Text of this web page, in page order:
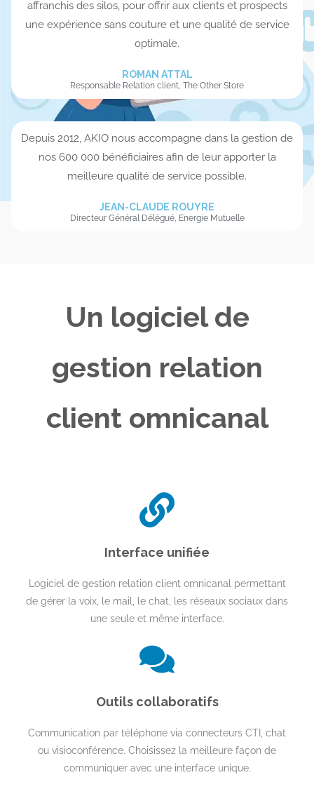
affranchis des silos, pour offrir aux clients et prospects
une expérience sans couture et une qualité de service
optimale.
ROMAN ATTAL
Responsable Relation client, The Other Store
Depuis 2012, AKIO nous accompagne dans la gestion de
nos 600 000 bénéficiaires afin de leur apporter la
meilleure qualité de service possible.
JEAN-CLAUDE ROUYRE
Directeur Général Délégué, Energie Mutuelle
Un logiciel de
gestion relation
client omnicanal
Interface unifiée
Logiciel de gestion relation client omnicanal permettant
de gérer la voix, le mail, le chat, les réseaux sociaux dans
une seule et même interface.
Outils collaboratifs
Communication par téléphone via connecteurs CTI, chat
ou visioconférence. Choisissez la meilleure façon de
communiquer avec une interface unique.